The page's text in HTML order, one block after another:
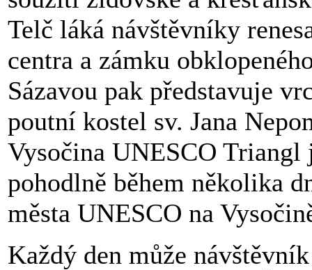
Telč láká návštěvníky
centra a zámku
Sázavou pak představuje
poutní kostel sv. Jana
Vysočina UNESCO
pohodlně během několika
města UNESCO na
Každý den může